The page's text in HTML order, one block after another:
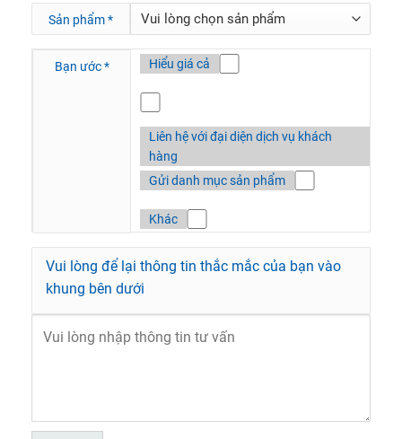
Sản phẩm*
Bạn ước* Hiểu giá cả
Liên hệ với đại diện dịch vụ khách
hàng
Gửi danh mục sản phẩm
Khác
Vui lòng để lại thông tin thắc mắc của bạn vào
khung bên dưới